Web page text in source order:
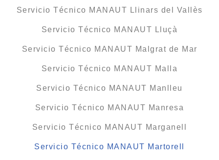
Servicio Técnico MANAUT Llinars del Vallès
Servicio Técnico MANAUT Lluçà
Servicio Técnico MANAUT Malgrat de Mar
Servicio Técnico MANAUT Malla
Servicio Técnico MANAUT Manlleu
Servicio Técnico MANAUT Manresa
Servicio Técnico MANAUT Marganell
Servicio Técnico MANAUT Martorell